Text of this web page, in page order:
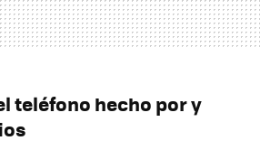
teléfono hecho por y